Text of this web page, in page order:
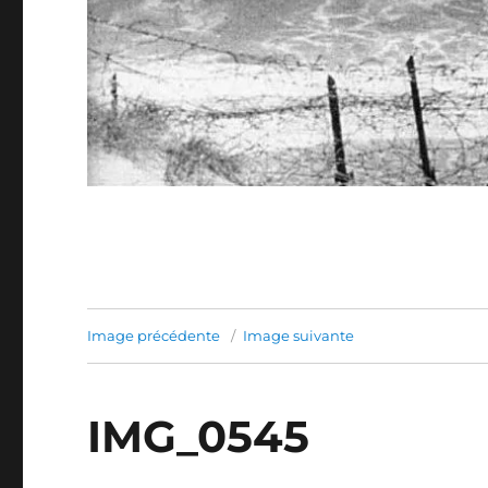
Image précédente Image suivante
IMG_0545